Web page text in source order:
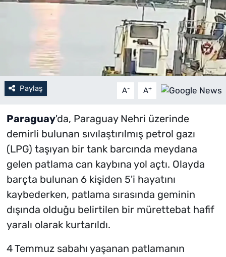
Paylaş A- A+
Paraguay'da, Paraguay Nehri üzerinde
demirli bulunan sıvılaştırılmış petrol gazı
(LPG) taşıyan bir tank barcında meydana
gelen patlama can kaybına yol açtı. Olayda
barçta bulunan 6 kişiden 5'i hayatını
kaybederken, patlama sırasında geminin
dışında olduğu belirtilen bir mürettebat hafif
yaralı olarak kurtarıldı.
4 Temmuz sabahı yaşanan patlamanın